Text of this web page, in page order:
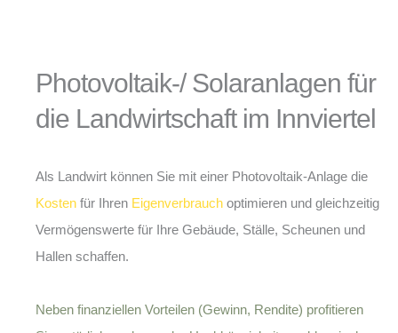
Photovoltaik-/ Solaranlagen für
die Landwirtschaft im Innviertel
Als Landwirt können Sie mit einer Photovoltaik-Anlage die
Kosten für Ihren Eigenverbrauch optimieren und gleichzeitig
Vermögenswerte für Ihre Gebäude, Ställe, Scheunen und
Hallen schaffen.
Neben finanziellen Vorteilen (Gewinn, Rendite) profitieren